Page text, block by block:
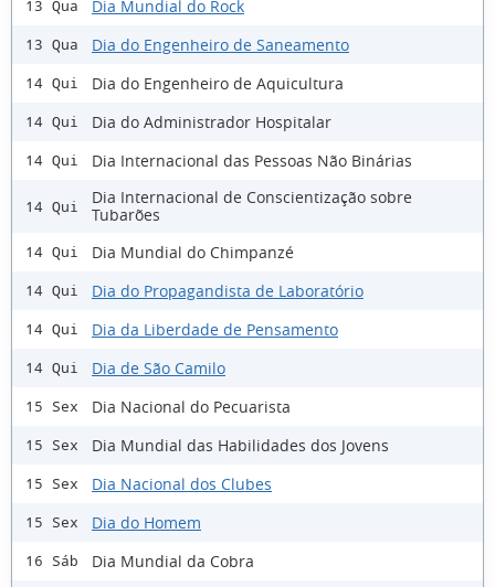
13 Qua Dia Mundial do Rock
13 Qua Dia do Engenheiro de Saneamento
14 Qui Dia do Engenheiro de Aquicultura
14 Qui Dia do Administrador Hospitalar
14 Qui Dia Internacional das Pessoas Não Binárias
14 Qui
Dia Internacional de Conscientização sobre
Tubarões
14 Qui Dia Mundial do Chimpanzé
14 Qui Dia do Propagandista de Laboratório
14 Qui Dia da Liberdade de Pensamento
14 Qui Dia de São Camilo
15 Sex Dia Nacional do Pecuarista
15 Sex Dia Mundial das Habilidades dos Jovens
15 Sex Dia Nacional dos Clubes
15 Sex Dia do Homem
16 Sáb Dia Mundial da Cobra